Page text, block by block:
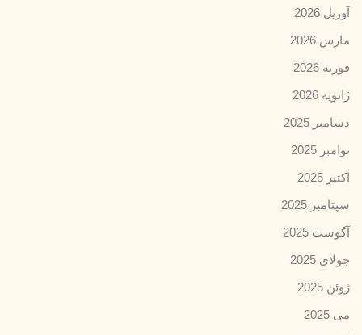
آوریل 2026
مارس 2026
فوریه 2026
ژانویه 2026
دسامبر 2025
نوامبر 2025
اکتبر 2025
سپتامبر 2025
آگوست 2025
جولای 2025
ژوئن 2025
می 2025